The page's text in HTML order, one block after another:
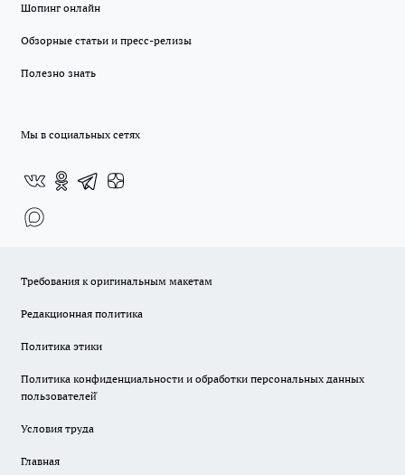
Шопинг онлайн
Обзорные статьи и пресс-релизы
Полезно знать
Мы в социальных сетях
Требования к оригинальным макетам
Редакционная политика
Политика этики
Политика конфиденциальности и обработки персональных данных
пользователей̆
Условия труда
Главная